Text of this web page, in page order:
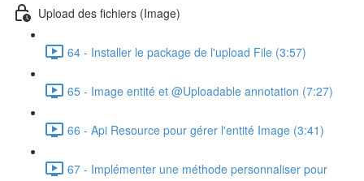
Upload des fichiers (Image)
64 - Installer le package de l'upload File (3:57)
65 - Image entité et @Uploadable annotation (7:27)
66 - Api Resource pour gérer l'entité Image (3:41)
67 - Implémenter une méthode personnaliser pour